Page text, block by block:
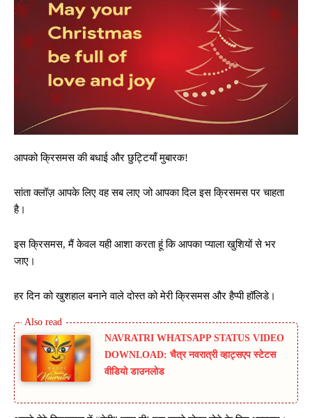
आपको क्रिसमस की बधाई और छुट्टियाँ मुबारक!
सांता क्लॉज़ आपके लिए वह सब लाए जो आपका दिल इस क्रिसमस पर चाहता
है।
इस क्रिसमस, मैं केवल यही आशा करता हूं कि आपका प्याला खुशियों से भर
जाए।
हर दिन को खुशहाल बनाने वाले दोस्त को मेरी क्रिसमस और हैप्पी हॉलिडे।
NAVRATRI WHATSAPP STATUS VIDEO
DOWNLOAD: चैत्र नवरात्री व्हाट्सएप स्टेटस
वीडियो डाउनलोड